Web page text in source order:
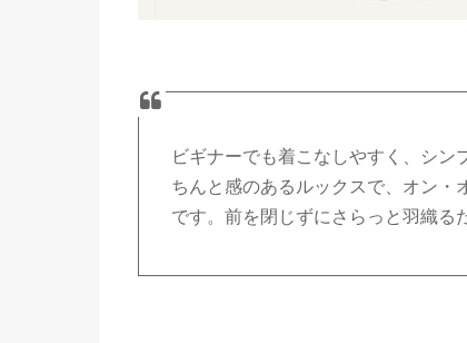
ビギナーでも着こなしやすく、シン
ちんと感のあるルックスで、オン・
です。前を閉じずにさらっと羽織る